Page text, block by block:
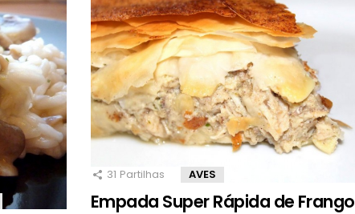
31 Partilhas AVES
Empada Super Rápida de Frango